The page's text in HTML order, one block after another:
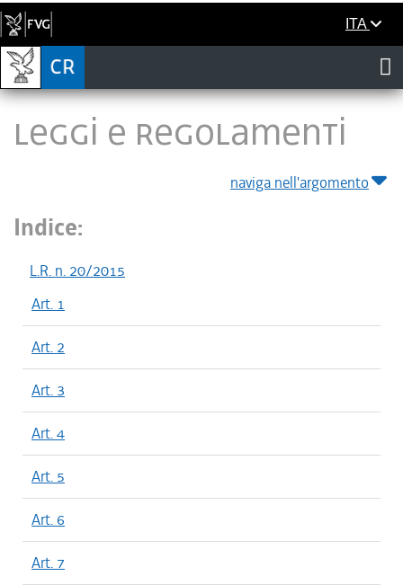
ITA
LEGGI E REGOLAMENTI
naviga nell'argomento
Indice:
L.R. n. 20/2015
Art. 1
Art. 2
Art. 3
Art. 4
Art. 5
Art. 6
Art. 7